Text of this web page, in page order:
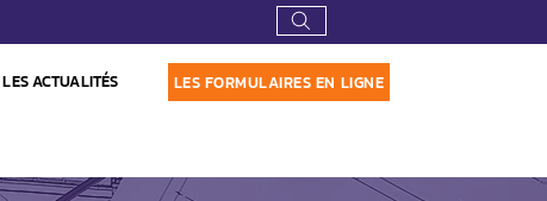
LES ACTUALITÉS LES FORMULAIRES EN LIGNE